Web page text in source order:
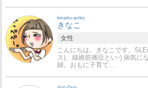
kinako-anko
きなこ
女性
こんにちは。きなこです。
ス)、線維筋痛症という病気に
婦。おもに子育て…